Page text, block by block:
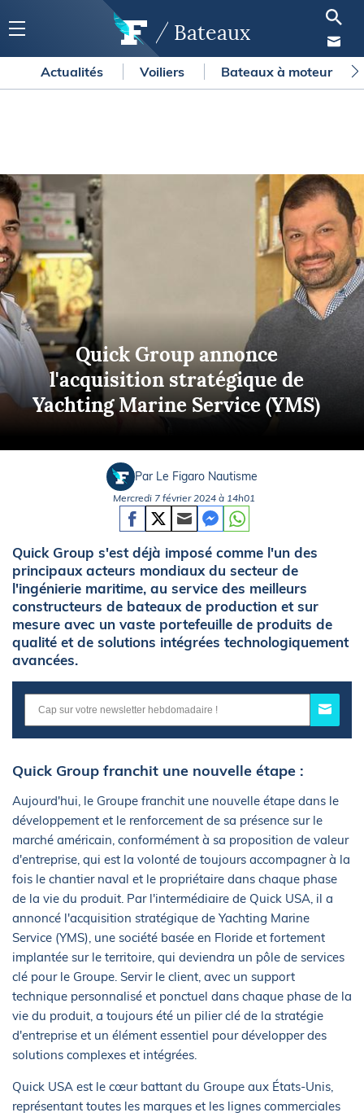
Bateaux
Actualités Voiliers Bateaux à moteur
Quick Group annonce
l'acquisition stratégique de
Yachting Marine Service (YMS)
Par Le Figaro Nautisme
Mercredi 7 février 2024 à 14h01
Quick Group s'est déjà imposé comme l'un des
principaux acteurs mondiaux du secteur de
l'ingénierie maritime, au service des meilleurs
constructeurs de bateaux de production et sur
mesure avec un vaste portefeuille de produits de
qualité et de solutions intégrées technologiquement
avancées.
Quick Group franchit une nouvelle étape :
Aujourd'hui, le Groupe franchit une nouvelle étape dans le
développement et le renforcement de sa présence sur le
marché américain, conformément à sa proposition de valeur
d'entreprise, qui est la volonté de toujours accompagner à la
fois le chantier naval et le propriétaire dans chaque phase
de la vie du produit. Par l'intermédiaire de Quick USA, il a
annoncé l'acquisition stratégique de Yachting Marine
Service (YMS), une société basée en Floride et fortement
implantée sur le territoire, qui deviendra un pôle de services
clé pour le Groupe. Servir le client, avec un support
technique personnalisé et ponctuel dans chaque phase de la
vie du produit, a toujours été un pilier clé de la stratégie
d'entreprise et un élément essentiel pour développer des
solutions complexes et intégrées.
Quick USA est le cœur battant du Groupe aux États-Unis,
représentant toutes les marques et les lignes commerciales